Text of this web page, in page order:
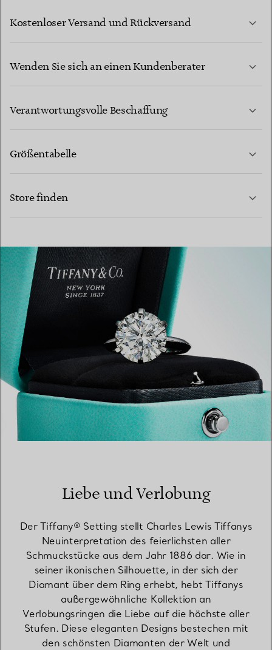
Kostenloser Versand und Rückversand
Wenden Sie sich an einen Kundenberater
Verantwortungsvolle Beschaffung
MEHR ERFAHREN
Größentabelle
Store finden
EINEN STORE IN IHRER NÄHE FINDEN
Liebe und Verlobung
Der Tiffany® Setting stellt Charles Lewis Tiffanys
Neuinterpretation des feierlichsten aller
Schmuckstücke aus dem Jahr 1886 dar. Wie in
seiner ikonischen Silhouette, in der sich der
Diamant über dem Ring erhebt, hebt Tiffanys
außergewöhnliche Kollektion an
Verlobungsringen die Liebe auf die höchste aller
Stufen. Diese eleganten Designs bestechen mit
den schönsten Diamanten der Welt und